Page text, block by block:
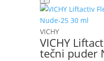
VICHY
VICHY
tečni puder